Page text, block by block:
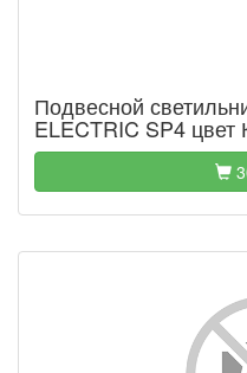
Подвесной
ELECTRIC SP4